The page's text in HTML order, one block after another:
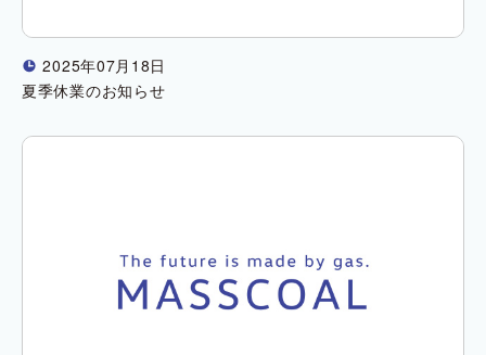
! 2025年07月18日
夏季休業のお知らせ